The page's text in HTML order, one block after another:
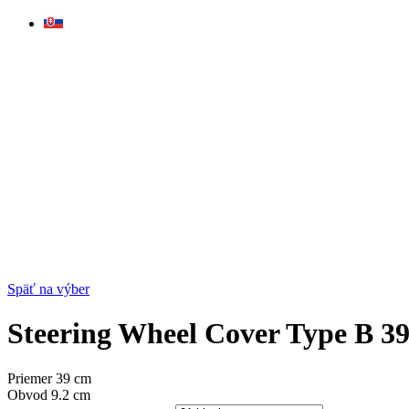
Skip
Späť na výber
Steering Wheel Cover Type B
Priemer 39 cm
Obvod 9.2 cm